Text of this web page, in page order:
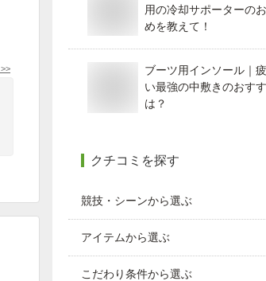
>>
用の冷却サポーターの
めを教えて！
ブーツ用インソール｜
い最強の中敷きのおす
は？
クチコミを探す
競技・シーンから選ぶ
アイテムから選ぶ
こだわり条件から選ぶ